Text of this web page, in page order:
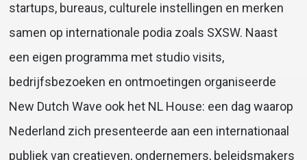
startups, bureaus, culturele instellingen en merken
samen op internationale podia zoals SXSW. Naast
een eigen programma met studio visits,
bedrijfsbezoeken en ontmoetingen organiseerde
New Dutch Wave ook het NL House: een dag waarop
Nederland zich presenteerde aan een internationaal
publiek van creatieven, ondernemers, beleidsmakers